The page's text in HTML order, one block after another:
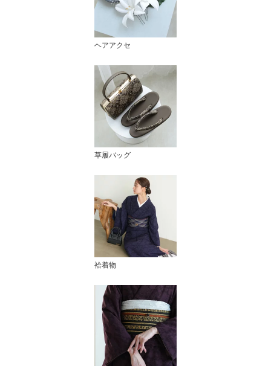
ヘアアクセ
草履バッグ
袷着物